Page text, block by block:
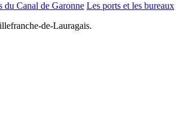
du Canal de Garonne Les ports et les bureaux
de-Lauragais.